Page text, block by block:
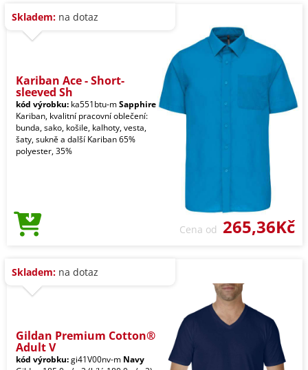
Skladem: na dotaz
Kariban Ace - Short-
sleeved Sh
kód výrobku: ka551btu-mSapphire
Kariban, kvalitní pracovní oblečení:
bunda, sako, košile, kalhoty, vesta,
šaty, sukně a další Kariban 65%
polyester, 35%
Cena od 265,36Kč
Skladem: na dotaz
Gildan Premium Cotton®
Adult V
kód výrobku:gi41V00nv-m Navy